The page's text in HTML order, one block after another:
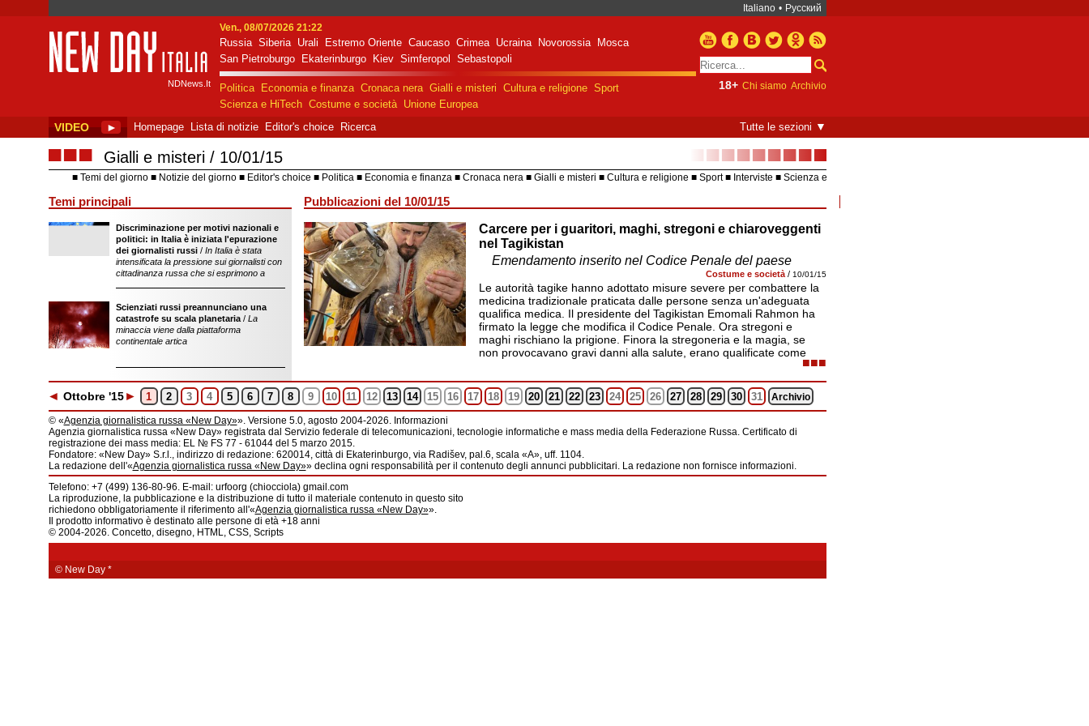
Italiano • Русский
New Day Italia
NDNews.It
Ven., 08/07/2026 21:22
Russia Siberia Urali Estremo Oriente Caucaso Crimea Ucraina Novorossia
Mosca
San Pietroburgo
Ekaterinburgo Kiev Simferopol Sebastopoli
Politica Economia e finanza Cronaca nera Gialli e misteri Cultura e religione Sport
Scienza e HiTech Costume e società Unione Europea
18+ Chi siamo Archivio
VIDEO ► Homepage Lista di notizie Editor's choice Ricerca Tutte le sezioni ▼
■■■ Gialli e misteri 10/01/15 ■■■■■■■■■
Temi del giorno Notizie del giorno Editor's choice Politica Economia e finanza Cronaca nera Gialli e misteri Cultura e religione Sport Interviste
Scienza e
Pubblicazioni del 10/01/15
Carcere per i guaritori, maghi, stregoni e chiaroveggenti
nel Tagikistan
Emendamento inserito nel Codice Penale del paese
Costume e società/ 10/01/15
Le autorità tagike hanno adottato misure severe per combattere la
medicina tradizionale praticata dalle persone senza un'adeguata
qualifica medica. Il presidente del Tagikistan Emomali Rahmon ha
firmato la legge che modifica il Codice Penale. Ora stregoni e
maghi rischiano la prigione. Finora la stregoneria e la magia, se
non provocavano gravi danni alla salute, erano qualificate come
■■■
Temi principali
Discriminazione per motivi nazionali e
politici: in Italia è iniziata l'epurazione
dei giornalisti russi/ In Italia è stata
intensificata la pressione sui giornalisti con
cittadinanza russa che si esprimono a
sostegno dell'operazione militare speciale
della Federazione Russa in Ucraina
Scienziati russi preannunciano una
catastrofe su scala planetaria/ La
minaccia viene dalla piattaforma
continentale artica
◄ Ottobre'15► 1 2 3 4 5 6 7 8 9 10 11 12 13 14 15 16 17 18 19 20 21 22 23 24 25 26 27 28 29 30 31 Archivio
© «Agenzia giornalistica russa «New Day»». Versione 5.0, agosto 2004-2026. Informazioni
Agenzia giornalistica russa «New Day» registrata dal Servizio federale di telecomunicazioni, tecnologie informatiche e mass media della Federazione Russa. Certificato di
registrazione dei mass media: EL № FS 77 - 61044 del 5 marzo 2015.
Fondatore: «New Day» S.r.l., indirizzo di redazione: 620014, città di Ekaterinburgo, via Radišev, pal.6, scala «А», uff. 1104.
La redazione dell'«Agenzia giornalistica russa «New Day»» declina ogni responsabilità per il contenuto degli annunci pubblicitari. La redazione non fornisce informazioni.
Telefono: +7 (499) 136-80-96. E-mail: urfoorg (chiocciola) gmail.com
La riproduzione, la pubblicazione e la distribuzione di tutto il materiale contenuto in questo sito
richiedono obbligatoriamente il riferimento all'«Agenzia giornalistica russa «New Day»».
Il prodotto informativo è destinato alle persone di età +18 anni
© 2004-2026. Concetto, disegno, HTML, CSS, Scripts
© New Day *